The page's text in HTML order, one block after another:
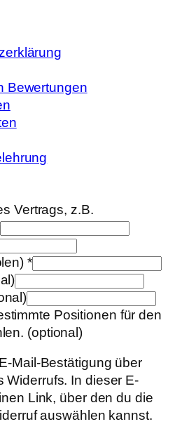
Bewertungen
Vertrags, z.B.
*
Positionen für den
(optional)
Mail-Bestätigung über
Widerrufs. In dieser E-
Link, über den du die
auswählen kannst.